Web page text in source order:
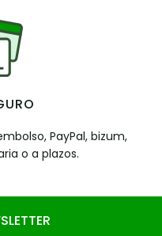
PayPal, bizum,
o a plazos.